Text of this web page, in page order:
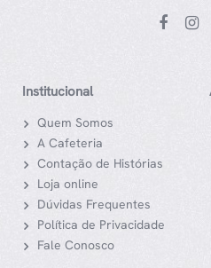
Institucional
Quem Somos
A Cafeteria
Contação de Histórias
Loja online
Dúvidas Frequentes
Política de Privacidade
Fale Conosco